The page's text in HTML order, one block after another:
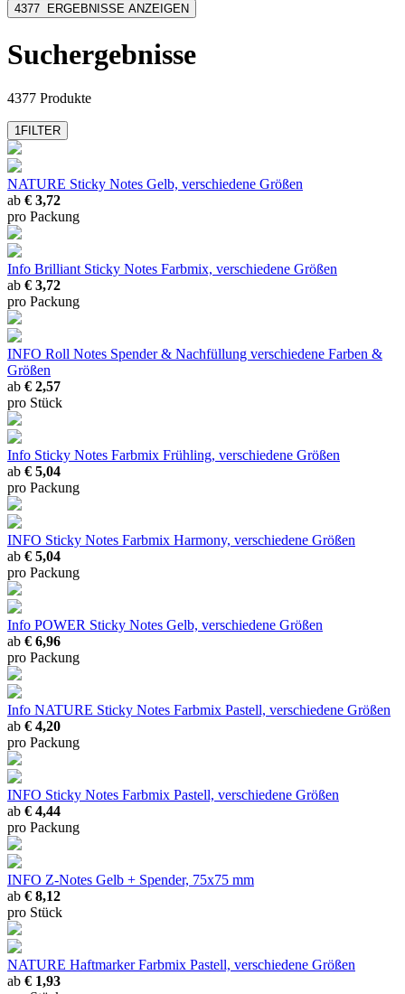
[I`KU]
Abus
mehr anzeigen
Arbeitstisch
4377 ERGEBNISSE ANZEIGEN
Suchergebnisse
4377 Produkte
1FILTER
NATURE Sticky Notes Gelb, verschiedene Größen
ab € 3,72
pro Packung
Info Brilliant Sticky Notes Farbmix, verschiedene Größen
ab € 3,72
pro Packung
INFO Roll Notes Spender & Nachfüllung verschiedene Farben &
Größen
ab € 2,57
pro Stück
Info Sticky Notes Farbmix Frühling, verschiedene Größen
ab € 5,04
pro Packung
INFO Sticky Notes Farbmix Harmony, verschiedene Größen
ab € 5,04
pro Packung
Info POWER Sticky Notes Gelb, verschiedene Größen
ab € 6,96
pro Packung
Info NATURE Sticky Notes Farbmix Pastell, verschiedene Größen
ab € 4,20
pro Packung
INFO Sticky Notes Farbmix Pastell, verschiedene Größen
ab € 4,44
pro Packung
INFO Z-Notes Gelb + Spender, 75x75 mm
ab € 8,12
pro Stück
NATURE Haftmarker Farbmix Pastell, verschiedene Größen
ab € 1,93